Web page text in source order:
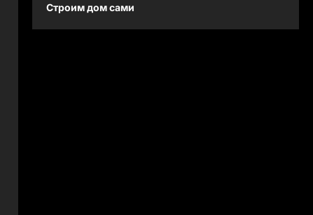
Строим дом сами